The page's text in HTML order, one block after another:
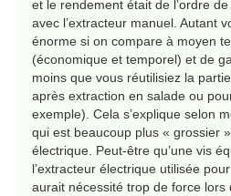
et le rendement était de l’ordre
avec l’extracteur manuel. Autant
énorme si on compare à moyen
(économique et temporel) et de
moins que vous réutilisiez la
après extraction en salade ou
exemple). Cela s’explique selon
qui est beaucoup plus « grossier
électrique. Peut-être qu’une vis
l’extracteur électrique utilisée
aurait nécessité trop de force lors